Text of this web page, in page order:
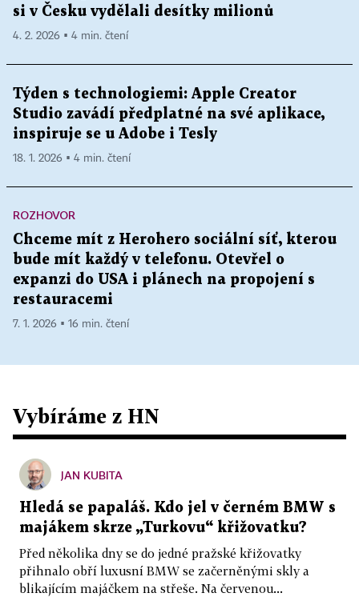
si v Česku vydělali desítky milionů
4. 2. 2026 ▪ 4 min. čtení
Týden s technologiemi: Apple Creator
Studio zavádí předplatné na své aplikace,
inspiruje se u Adobe i Tesly
18. 1. 2026 ▪ 4 min. čtení
ROZHOVOR
Chceme mít z Herohero sociální síť, kterou
bude mít každý v telefonu. Otevřel o
expanzi do USA i plánech na propojení s
restauracemi
7. 1. 2026 ▪ 16 min. čtení
Vybíráme z HN
JAN KUBITA
Hledá se papaláš. Kdo jel v černém BMW s
majákem skrze „Turkovu“ křižovatku?
Před několika dny se do jedné pražské křižovatky
přihnalo obří luxusní BMW se začerněnými skly a
blikajícím majáčkem na střeše. Na červenou...